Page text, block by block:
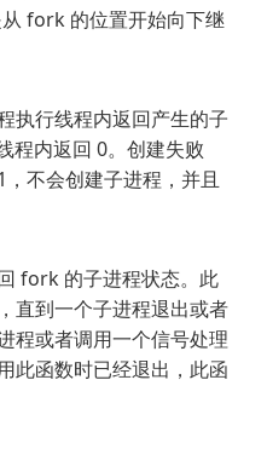
fork 的位置开始向下继
执行线程内返回产生的子
程内返回 0。创建失败
不会创建子进程，并且
fork 的子进程状态。此
直到一个子进程退出或者
程或者调用一个信号处理
此函数时已经退出，此函